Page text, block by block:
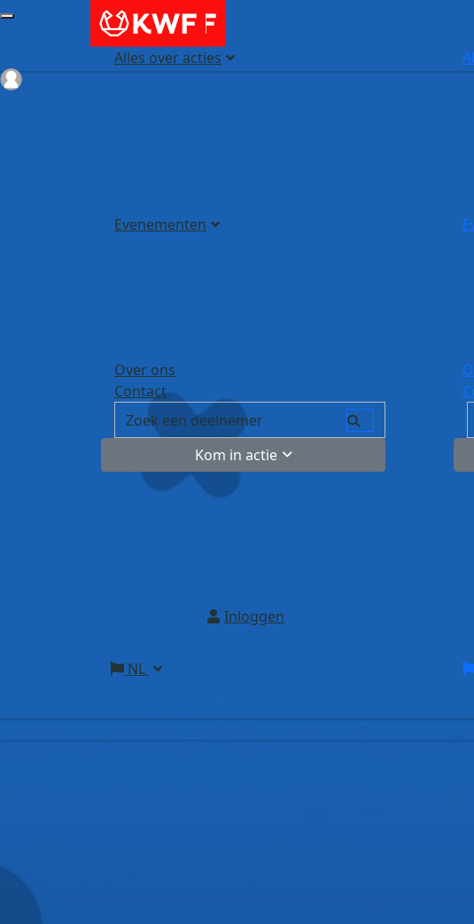
Alles over acties
Evenementen
Over ons
Contact
Kom in actie
Inloggen
NL